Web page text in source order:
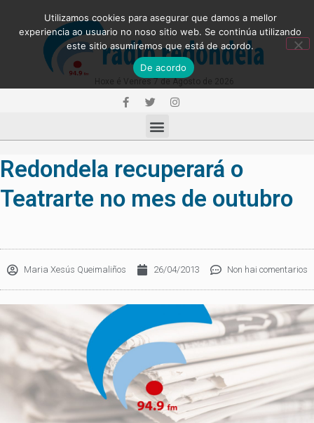
Redondela recuperará o
Teatrarte no mes de outubro
Maria Xesús Queimaliños 26/04/2013 Non hai comentarios
Utilizamos cookies para asegurar que damos a mellor
experiencia ao usuario no noso sitio web. Se continúa utilizando
este sitio asumiremos que está de acordo.
De acordo